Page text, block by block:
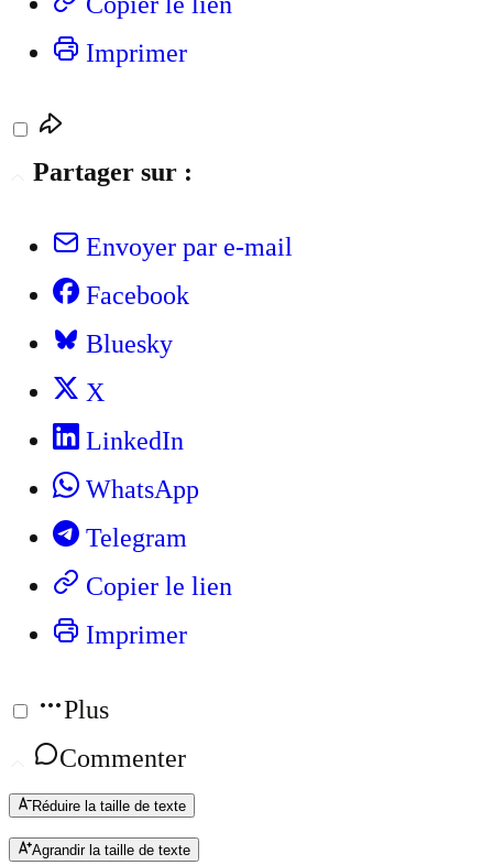
Imprimer
Partager sur :
Envoyer par e-mail
Facebook
Bluesky
X
LinkedIn
WhatsApp
Telegram
Copier le lien
Imprimer
Plus
Commenter
Réduire la taille de texte
Agrandir la taille de texte